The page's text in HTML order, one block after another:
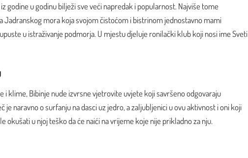
godine u godinu bilježi sve veći napredak i popularnost. Najviše tome
Jadranskog mora koja svojom čistoćom i bistrinom jednostavno mami
u istraživanje podmorja. U mjestu djeluje ronilački klub koji nosi ime Sveti
i klime, Bibinje nude izvrsne vjetrovite uvjete koji savršeno odgovaraju
je naravno o surfanju na dasci uz jedro, a zaljubljenici u ovu aktivnost i oni koji
okušati u njoj teško da će naići na vrijeme koje nije prikladno za nju.